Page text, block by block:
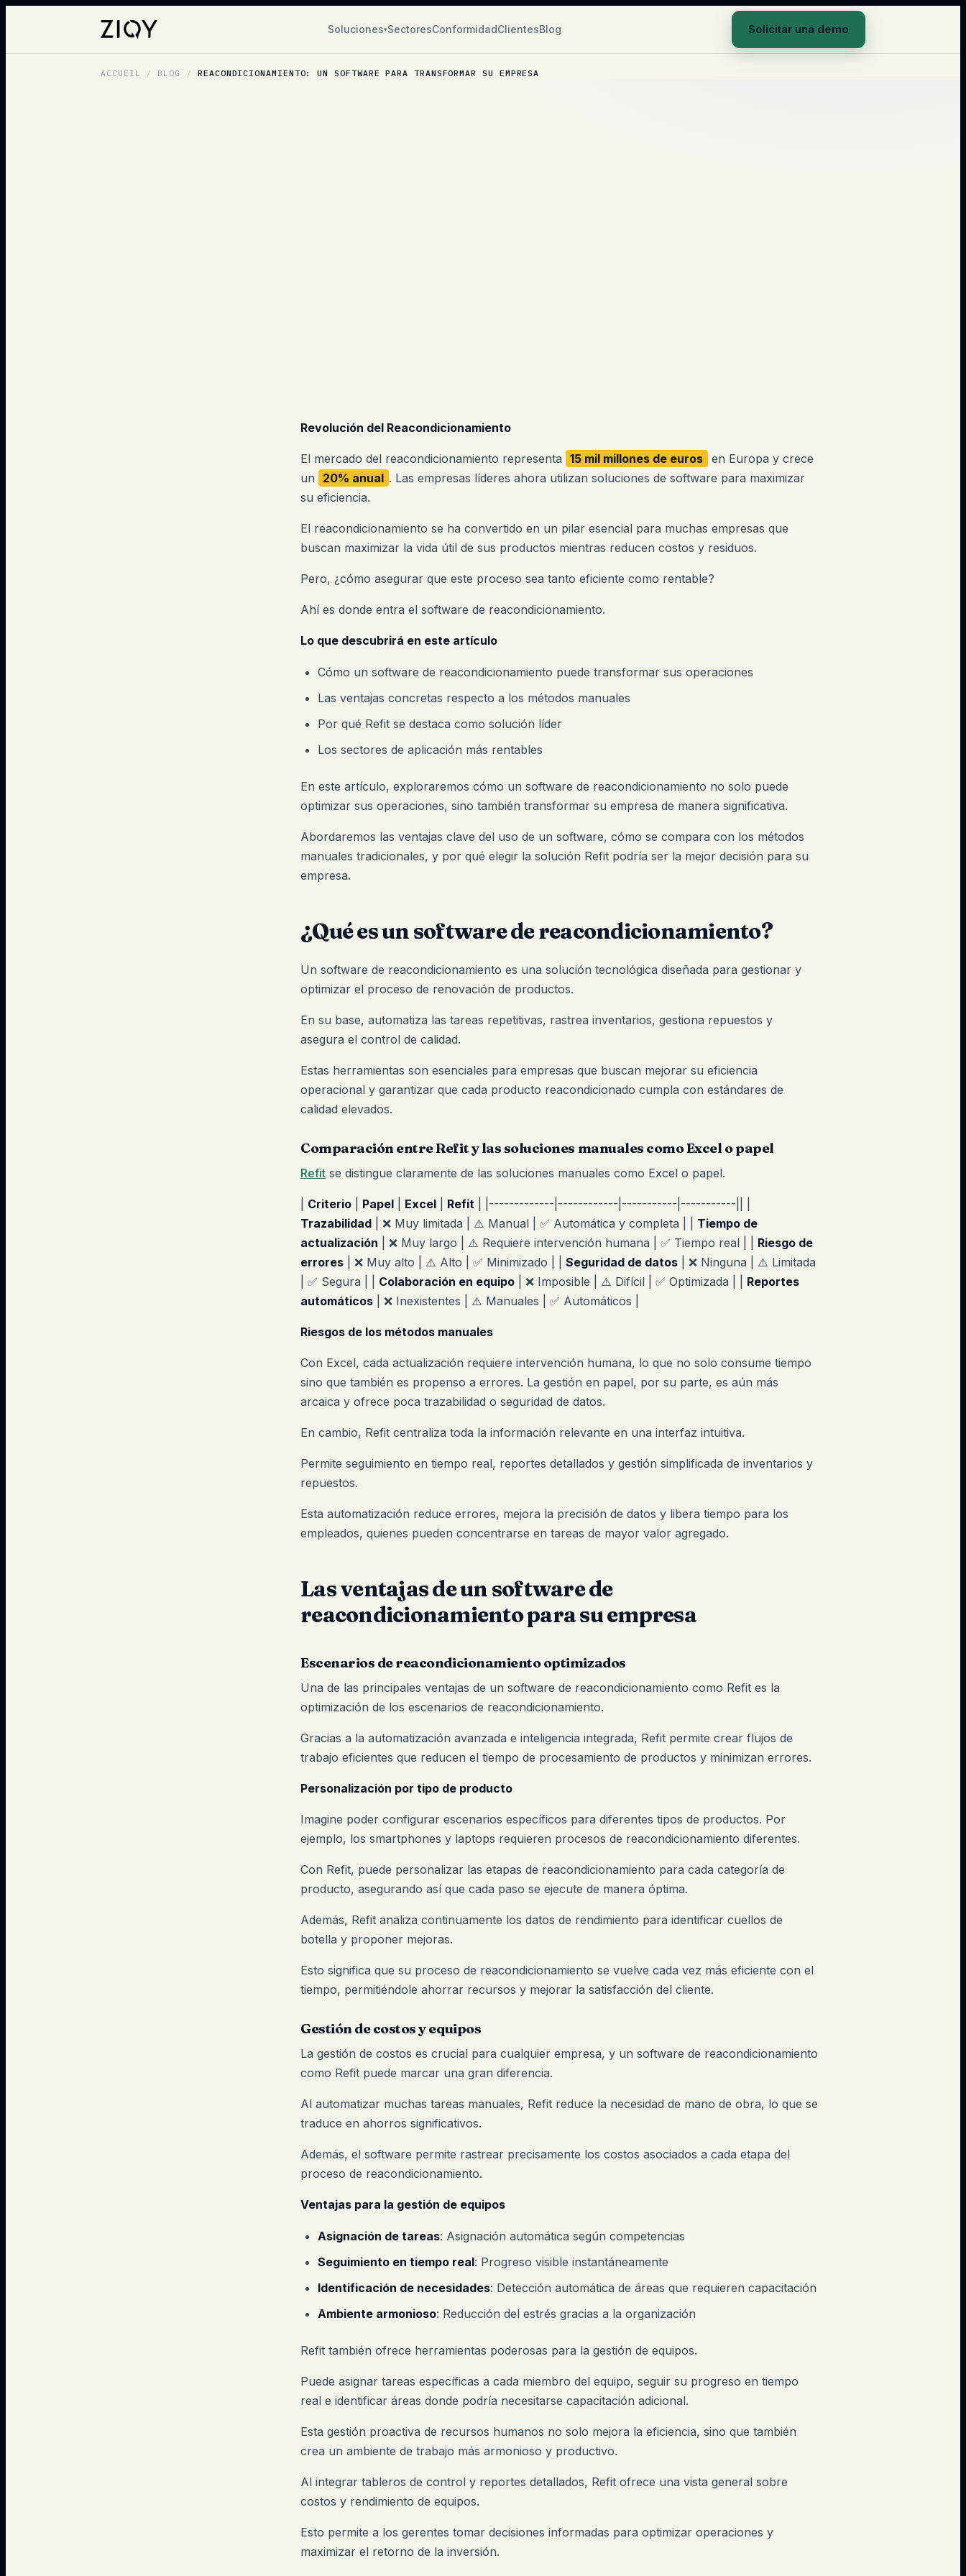
Soluciones▾SectoresConformidadClientesBlog Solicitar una demo
ACCUEIL / BLOG / REACONDICIONAMIENTO: UN SOFTWARE PARA TRANSFORMAR SU EMPRESA
Revolución del Reacondicionamiento
El mercado del reacondicionamiento representa 15 mil millones de euros en Europa y crece
un
20% anual . Las empresas líderes ahora utilizan soluciones de software para maximizar
su eficiencia.
El reacondicionamiento se ha convertido en un pilar esencial para muchas empresas que
buscan maximizar la vida útil de sus productos mientras reducen costos y residuos.
Pero, ¿cómo asegurar que este proceso sea tanto eficiente como rentable?
Ahí es donde entra el software de reacondicionamiento.
Lo que descubrirá en este artículo
Cómo un software de reacondicionamiento puede transformar sus operaciones
Las ventajas concretas respecto a los métodos manuales
Por qué Refit se destaca como solución líder
Los sectores de aplicación más rentables
En este artículo, exploraremos cómo un software de reacondicionamiento no solo puede
optimizar sus operaciones, sino también transformar su empresa de manera significativa.
Abordaremos las ventajas clave del uso de un software, cómo se compara con los métodos
manuales tradicionales, y por qué elegir la solución Refit podría ser la mejor decisión para su
empresa.
¿Qué es un software de reacondicionamiento?
Un software de reacondicionamiento es una solución tecnológica diseñada para gestionar y
optimizar el proceso de renovación de productos.
En su base, automatiza las tareas repetitivas, rastrea inventarios, gestiona repuestos y
asegura el control de calidad.
Estas herramientas son esenciales para empresas que buscan mejorar su eficiencia
operacional y garantizar que cada producto reacondicionado cumpla con estándares de
calidad elevados.
Comparación entre Refit y las soluciones manuales como Excel o papel
Refit se distingue claramente de las soluciones manuales como Excel o papel.
Criterio Papel Excel Refit | |-------------|------------|-----------|-----------|| |
Trazabilidad | ❌ Muy limitada | ⚠️ Manual | ✅ Automática y completa | | Tiempo de
actualización | ❌ Muy largo | ⚠️ Requiere intervención humana | ✅ Tiempo real | | Riesgo de
errores | ❌ Muy alto | ⚠️ Alto | ✅ Minimizado | | Seguridad de datos | ❌ Ninguna | ⚠️ Limitada
| ✅ Segura | | Colaboración en equipo | ❌ Imposible | ⚠️ Difícil | ✅ Optimizada | | Reportes
automáticos | ❌ Inexistentes | ⚠️ Manuales | ✅ Automáticos |
Riesgos de los métodos manuales
Con Excel, cada actualización requiere intervención humana, lo que no solo consume tiempo
sino que también es propenso a errores. La gestión en papel, por su parte, es aún más
arcaica y ofrece poca trazabilidad o seguridad de datos.
En cambio, Refit centraliza toda la información relevante en una interfaz intuitiva.
Permite seguimiento en tiempo real, reportes detallados y gestión simplificada de inventarios y
repuestos.
Esta automatización reduce errores, mejora la precisión de datos y libera tiempo para los
empleados, quienes pueden concentrarse en tareas de mayor valor agregado.
Las ventajas de un software de
reacondicionamiento para su empresa
Escenarios de reacondicionamiento optimizados
Una de las principales ventajas de un software de reacondicionamiento como Refit es la
optimización de los escenarios de reacondicionamiento.
Gracias a la automatización avanzada e inteligencia integrada, Refit permite crear flujos de
trabajo eficientes que reducen el tiempo de procesamiento de productos y minimizan errores.
Personalización por tipo de producto
Imagine poder configurar escenarios específicos para diferentes tipos de productos. Por
ejemplo, los smartphones y laptops requieren procesos de reacondicionamiento diferentes.
Con Refit, puede personalizar las etapas de reacondicionamiento para cada categoría de
producto, asegurando así que cada paso se ejecute de manera óptima.
Además, Refit analiza continuamente los datos de rendimiento para identificar cuellos de
botella y proponer mejoras.
Esto significa que su proceso de reacondicionamiento se vuelve cada vez más eficiente con el
tiempo, permitiéndole ahorrar recursos y mejorar la satisfacción del cliente.
Gestión de costos y equipos
La gestión de costos es crucial para cualquier empresa, y un software de reacondicionamiento
como Refit puede marcar una gran diferencia.
Al automatizar muchas tareas manuales, Refit reduce la necesidad de mano de obra, lo que se
traduce en ahorros significativos.
Además, el software permite rastrear precisamente los costos asociados a cada etapa del
proceso de reacondicionamiento.
Ventajas para la gestión de equipos
Asignación de tareas: Asignación automática según competencias
Seguimiento en tiempo real: Progreso visible instantáneamente
Identificación de necesidades: Detección automática de áreas que requieren capacitación
Ambiente armonioso: Reducción del estrés gracias a la organización
Refit también ofrece herramientas poderosas para la gestión de equipos.
Puede asignar tareas específicas a cada miembro del equipo, seguir su progreso en tiempo
real e identificar áreas donde podría necesitarse capacitación adicional.
Esta gestión proactiva de recursos humanos no solo mejora la eficiencia, sino que también
crea un ambiente de trabajo más armonioso y productivo.
Al integrar tableros de control y reportes detallados, Refit ofrece una vista general sobre
costos y rendimiento de equipos.
Esto permite a los gerentes tomar decisiones informadas para optimizar operaciones y
maximizar el retorno de la inversión.